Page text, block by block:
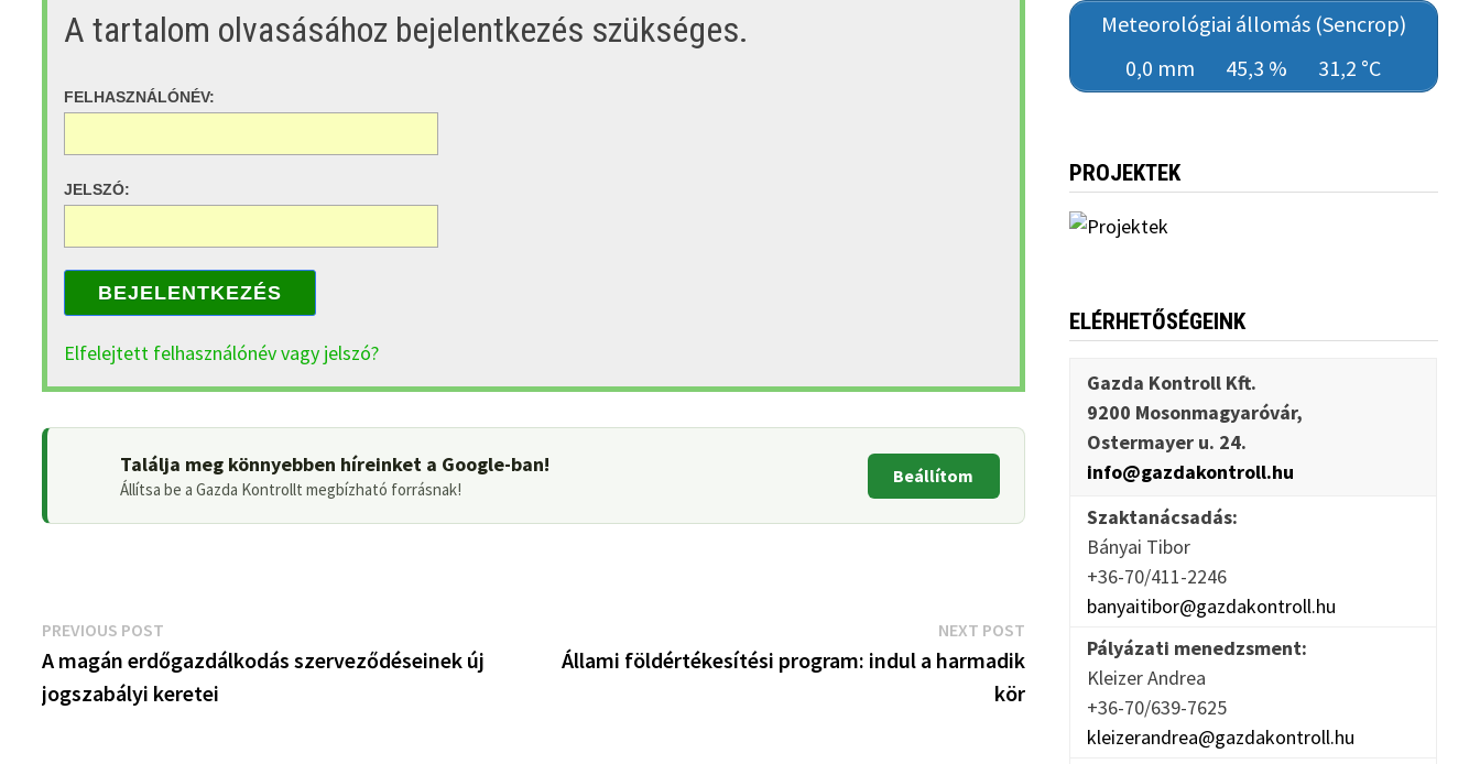
A tartalom olvasásához bejelentkezés szükséges.
FELHASZNÁLÓNÉV:
JELSZÓ:
BEJELENTKEZÉS
Elfelejtett felhasználónév vagy jelszó?
Találja meg könnyebben híreinket a Google-ban!
Állítsa be a Gazda Kontrollt megbízható forrásnak!
Beállítom
Bejegyzés
navigáció
PREVIOUS POST
post:
A magán erdőgazdálkodás szerveződéseinek új
jogszabályi keretei
NEXT POSTNext
post:
Állami földértékesítési program: indul a harmadik
kör
Meteorológiai állomás (Sencrop)
0,0 mm
45,3 % 31,2 °C
PROJEKTEK
ELÉRHETŐSÉGEINK
Gazda Kontroll Kft.
9200 Mosonmagyaróvár,
Ostermayer u. 24.
info@gazdakontroll.hu
Szaktanácsadás:
Bányai Tibor
+36-70/411-2246
banyaitibor@gazdakontroll.hu
Pályázati menedzsment:
Kleizer Andrea
+36-70/639-7625
kleizerandrea@gazdakontroll.hu